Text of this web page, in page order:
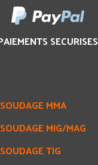
SECURISES
SOUDAGE MMA
SOUDAGE MIG/MAG
SOUDAGE TIG